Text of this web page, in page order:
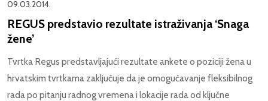
09.03.2014.
REGUS predstavio rezultate istraživanja ‘Snaga
žene’
Tvrtka Regus predstavljajući rezultate ankete o poziciji žena u
hrvatskim tvrtkama zaključuje da je omogućavanje fleksibilnog
rada po pitanju radnog vremena i lokacije rada od ključne